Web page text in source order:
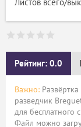
Листов всего/
Рейтинг: 0.0
Важно:
разведчик
для бесплатного
Файл можно